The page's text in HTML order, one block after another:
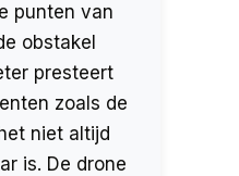
punten van
obstakel
presteert
zoals de
niet altijd
is. De drone